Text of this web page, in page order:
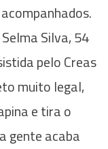
Silva, 54
pelo Creas
muito legal,
e tira o
gente acaba